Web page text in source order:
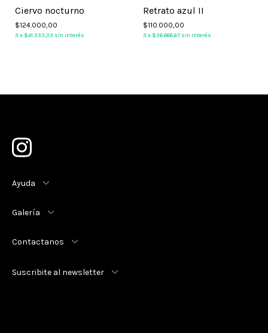
Ciervo nocturno
$124.000,00
3 x $41.333,33 sin interés
Retrato azul II
$110.000,00
3 x $36.666,67 sin interés
Ayuda
Galería
Contactanos
Suscribite al newsletter